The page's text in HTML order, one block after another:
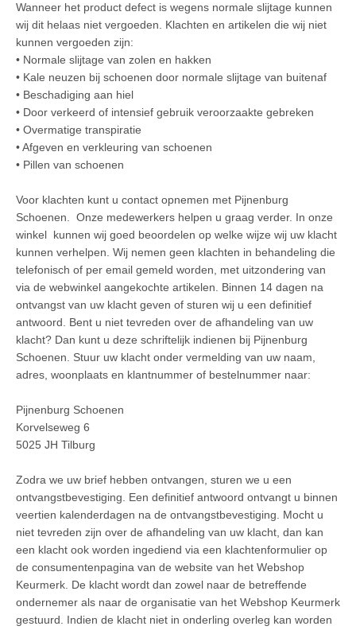
Wanneer het product defect is wegens normale slijtage kunnen
wij dit helaas niet vergoeden. Klachten en artikelen die wij niet
kunnen vergoeden zijn:
• Normale slijtage van zolen en hakken
• Kale neuzen bij schoenen door normale slijtage van buitenaf
• Beschadiging aan hiel
• Door verkeerd of intensief gebruik veroorzaakte gebreken
• Overmatige transpiratie
• Afgeven en verkleuring van schoenen
• Pillen van schoenen
Voor klachten kunt u contact opnemen met Pijnenburg
Schoenen. Onze medewerkers helpen u graag verder. In onze
winkel kunnen wij goed beoordelen op welke wijze wij uw klacht
kunnen verhelpen. Wij nemen geen klachten in behandeling die
telefonisch of per email gemeld worden, met uitzondering van
via de webwinkel aangekochte artikelen. Binnen 14 dagen na
ontvangst van uw klacht geven of sturen wij u een definitief
antwoord. Bent u niet tevreden over de afhandeling van uw
klacht? Dan kunt u deze schriftelijk indienen bij Pijnenburg
Schoenen. Stuur uw klacht onder vermelding van uw naam,
adres, woonplaats en klantnummer of bestelnummer naar:
Pijnenburg Schoenen
Korvelseweg 6
5025 JH Tilburg
Zodra we uw brief hebben ontvangen, sturen we u een
ontvangstbevestiging. Een definitief antwoord ontvangt u binnen
veertien kalenderdagen na de ontvangstbevestiging. Mocht u
niet tevreden zijn over de afhandeling van uw klacht, dan kan
een klacht ook worden ingediend via een klachtenformulier op
de consumentenpagina van de website van het Webshop
Keurmerk. De klacht wordt dan zowel naar de betreffende
ondernemer als naar de organisatie van het Webshop Keurmerk
gestuurd. Indien de klacht niet in onderling overleg kan worden